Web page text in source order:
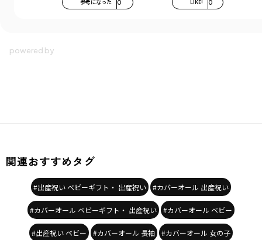
参考になった 0 LIKE! 0
関連おすすめタグ
#出産祝い ベビーギフト・ 出産祝い #カバーオール 出産祝い
#カバーオール ベビーギフト・ 出産祝い #カバーオール ベビー
#出産祝い ベビー #カバーオール 長袖 #カバーオール 女の子